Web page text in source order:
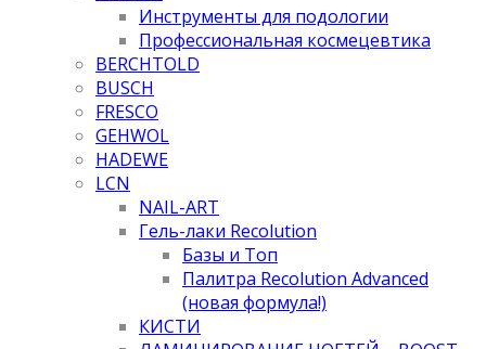
Инструменты для подологии
Профессиональная космецевтика
BERCHTOLD
BUSCH
FRESCO
GEHWOL
HADEWE
LCN
NAIL-ART
Гель-лаки Recolution
Базы и Топ
Палитра Recolution Advanced
(новая формула!)
КИСТИ